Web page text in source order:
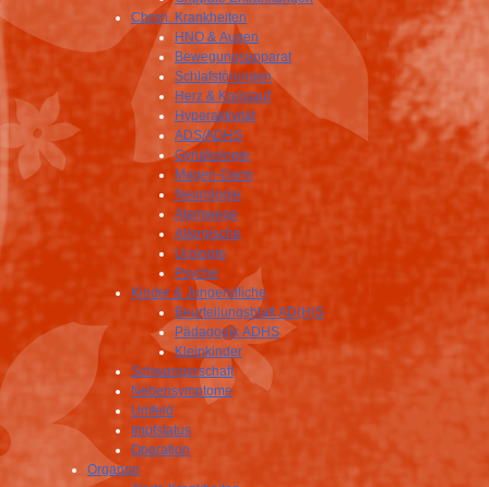
Chron. Krankheiten
HNO & Augen
Bewegungsapparat
Schlafstörungen
Herz & Kreislauf
Hyperaktivität
ADS/ADHS
Gynäkologie
Magen-Darm
Neurologie
Atemwege
Allergische
Urologie
Psyche
Kinder & Jungendliche
Beurteilungsblatt AD(H)S
Pädagogik ADHS
Kleinkinder
Schwangerschaft
Nebensymptome
Umfeld
Impfstatus
Operation
Organon